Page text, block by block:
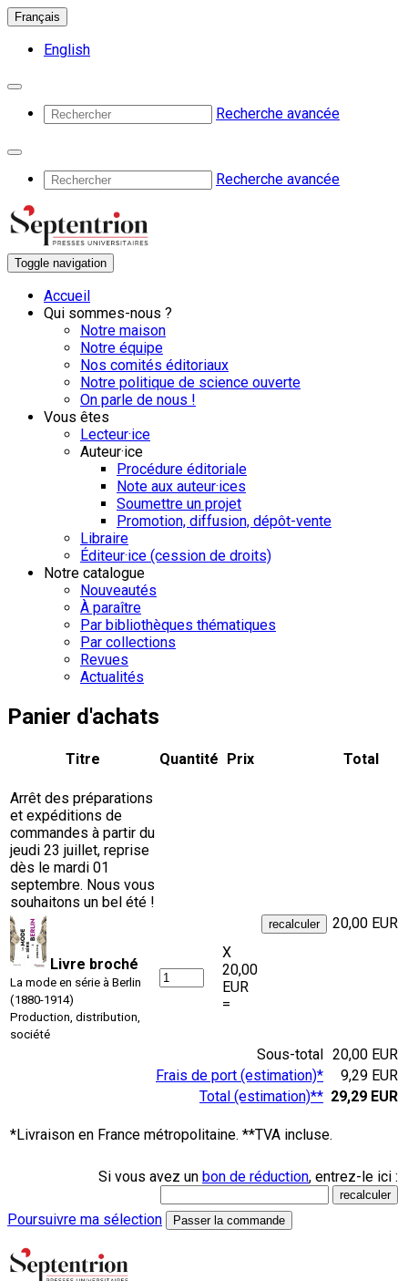
Français
English
Recherche avancée
Recherche avancée
Toggle navigation
Accueil
Qui sommes-nous ?
Notre maison
Notre équipe
Nos comités éditoriaux
Notre politique de science ouverte
On parle de nous !
Vous êtes
Lecteur·ice
Auteur·ice
Procédure éditoriale
Note aux auteur·ices
Soumettre un projet
Promotion, diffusion, dépôt-vente
Libraire
Éditeur·ice (cession de droits)
Notre catalogue
Nouveautés
À paraître
Par bibliothèques thématiques
Par collections
Revues
Actualités
Panier d'achats
Arrêt des préparations
et expéditions de
commandes à partir du
jeudi 23 juillet, reprise
dès le mardi 01
septembre. Nous vous
souhaitons un bel été !
Titre Quantité Prix Total
Livre broché
La mode en série à Berlin
(1880-1914)
Production, distribution,
société
X
20,00
EUR
=
20,00 EUR
Sous-total 20,00 EUR
Frais de port (estimation)*
9,29 EUR
Total (estimation)** 29,29 EUR
*Livraison en France métropolitaine. **TVA incluse.
Si vous avez un bon de réduction, entrez-le ici :
Poursuivre ma sélection Passer la commande